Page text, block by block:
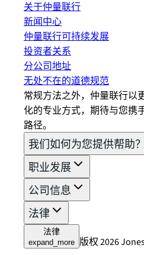
关于仲量联行
新闻中心
仲量联行可持续发展
投资者关系
分公司地址
无处不在的道德规范
常规方法之外，仲量联行以
化的专业方式，期待与您携
路径。
我们如何为您提供帮助？
职业发展
公司信息
法律
法律
expand_more 版权 2026